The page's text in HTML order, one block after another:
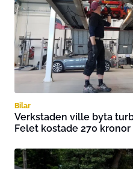
Bilar
Verkstaden ville byta
Felet kostade 270